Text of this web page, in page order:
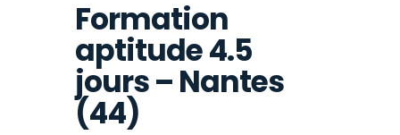
Formation
aptitude 4.5
jours – Nantes
(44)